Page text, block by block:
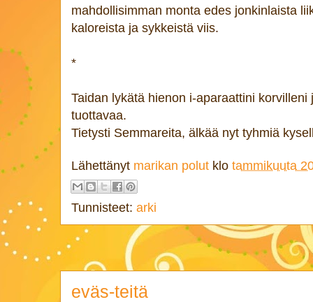
mahdollisimman monta edes jonkinlaista
kaloreista ja sykkeistä viis.
*
Taidan lykätä hienon i-aparaattini
tuottavaa.
Tietysti Semmareita, älkää nyt tyhmiä
Lähettänyt marikan polut klo tammikuuta
Tunnisteet: arki
eväs-teitä